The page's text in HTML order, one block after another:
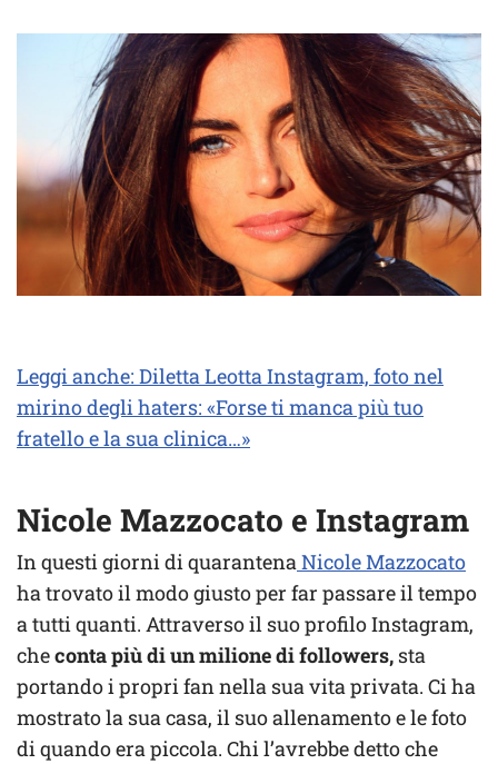
Leggi anche: Diletta Leotta Instagram, foto nel
mirino degli haters: «Forse ti manca più tuo
fratello e la sua clinica…»
Nicole Mazzocato e Instagram
In questi giorni di quarantena Nicole Mazzocato
ha trovato il modo giusto per far passare il tempo
a tutti quanti. Attraverso il suo profilo Instagram,
checonta più di un milione di followers, sta
portando i propri fan nella sua vita privata. Ci ha
mostrato la sua casa, il suo allenamento e le foto
di quando era piccola. Chi l’avrebbe detto che